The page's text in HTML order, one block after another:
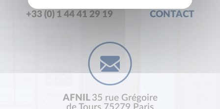
+33 (0) 1 44 41 29 19 CONTACT
AFNIL 35 rue Grégoire